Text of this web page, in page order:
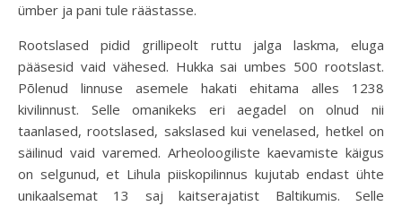
ümber ja pani tule räästasse.
Rootslased pidid grillipeolt ruttu jalga laskma, eluga
pääsesid vaid vähesed. Hukka sai umbes 500 rootslast.
Põlenud linnuse asemele hakati ehitama alles 1238
kivilinnust. Selle omanikeks eri aegadel on olnud nii
taanlased, rootslased, sakslased kui venelased, hetkel on
säilinud vaid varemed. Arheoloogiliste kaevamiste käigus
on selgunud, et Lihula piiskopilinnus kujutab endast ühte
unikaalsemat 13 saj kaitserajatist Baltikumis. Selle